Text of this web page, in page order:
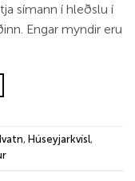
sím­ann í hleðslu í
Eng­ar mynd­ir eru
, Húseyjarkvísl,